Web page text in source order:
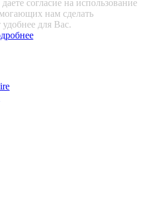
согласие на использование
нам сделать
для Вас.